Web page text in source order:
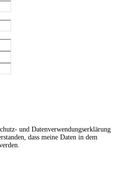
und Datenverwendungserklärung
dass meine Daten in dem